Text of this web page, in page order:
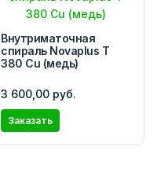
Внутриматочная
спираль Novaplus T
380 Cu (медь)
3 600,00 руб.
Заказать